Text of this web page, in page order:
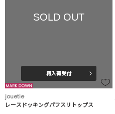
SOLD OUT
再入荷受付
jouetie
レースドッキングパフスリトップス